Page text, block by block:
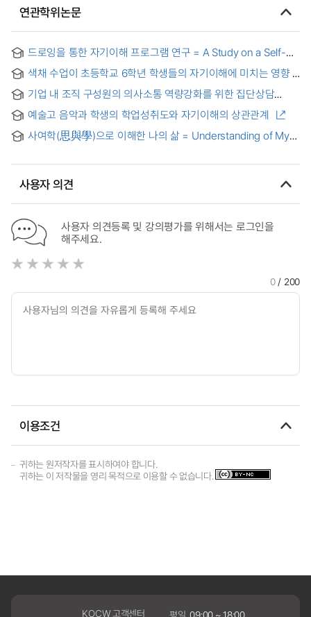
연관학위논문
드로잉을 통한 자기이해 프로그램 연구 = A Study on a Self-
Understanding Program through Drawing
색채 수업이 초등학교 6학년 학생들의 자기이해에 미치는 영향
기업 내 조직 구성원의 의사소통 역량강화를 위한 집단상담
프로그램 개발과 효과 연구 : 게이미피케이션을 적용하여 = A
Study on the Development and Effectiveness of Group
Counseling Program for Strengthening Communication
Capabilities of Organizational Members in a Company:
예술고 음악과 학생의 학업성취도와 자기이해의 상관관계
사여학(思與學)으로 이해한 나의 삶 = Understanding of My
사용자 의견
사용자 의견등록 및 강의평가를 위해서는 로그인을
해주세요.
0/ 200
이용조건
귀하는 원저작자를 표시하여야 합니다.
귀하는 이 저작물을 영리 목적으로 이용할 수 없습니다.
KOCW 고객센터 평일 09:00 ~ 18:00